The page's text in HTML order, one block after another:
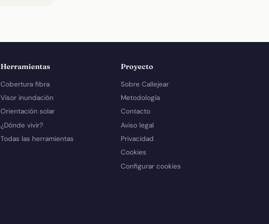
Herramientas
Cobertura fibra
Visor inundación
Orientación solar
¿Dónde vivir?
Todas las herramientas
Proyecto
Sobre Callejear
Metodología
Contacto
Aviso legal
Privacidad
Cookies
Configurar cookies